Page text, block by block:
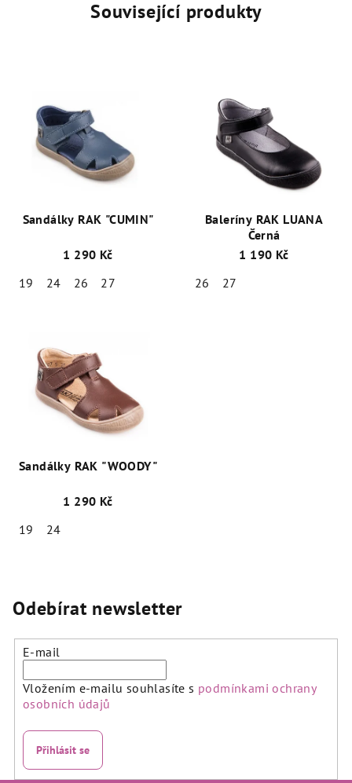
Související produkty
Sandálky RAK "CUMIN"
1 290 Kč
19
24 26 27
Baleríny RAK LUANA
Černá
1 190 Kč
26
27
Sandálky RAK "WOODY"
1 290 Kč
19
24
Odebírat newsletter
E-mail
Vložením e-mailu souhlasíte s podmínkami ochrany
osobních údajů
Přihlásit se